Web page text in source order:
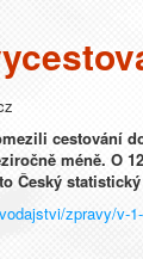
cestování
méně. O
Český statistický
zpravy/v-